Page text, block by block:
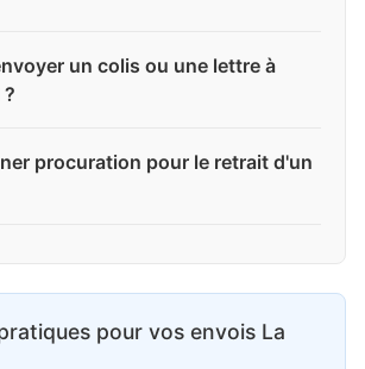
un colis ou une lettre à
procuration pour le retrait d'un
pour vos envois La